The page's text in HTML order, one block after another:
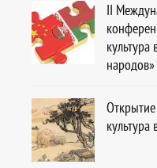
ІІ
культура
народов»
культура